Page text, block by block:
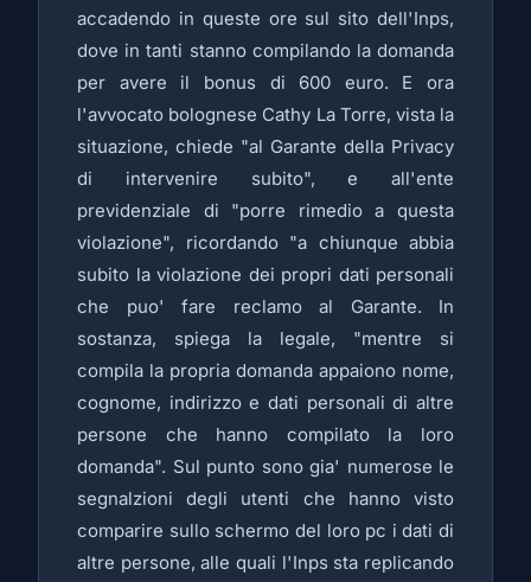
accadendo in queste ore sul sito dell'Inps,
dove in tanti stanno compilando la domanda
per avere il bonus di 600 euro. E ora
l'avvocato bolognese Cathy La Torre, vista la
situazione, chiede "al Garante della Privacy
di intervenire subito", e all'ente
previdenziale di "porre rimedio a questa
violazione", ricordando "a chiunque abbia
subito la violazione dei propri dati personali
che puo' fare reclamo al Garante. In
sostanza, spiega la legale, "mentre si
compila la propria domanda appaiono nome,
cognome, indirizzo e dati personali di altre
persone che hanno compilato la loro
domanda". Sul punto sono gia' numerose le
segnalzioni degli utenti che hanno visto
comparire sullo schermo del loro pc i dati di
altre persone, alle quali l'Inps sta replicando